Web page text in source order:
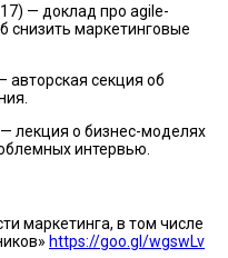
— доклад про agile-
снизить маркетинговые
авторская секция об
лекция о бизнес-моделях
интервью.
маркетинга, в том числе
https://goo.gl/wgswLv